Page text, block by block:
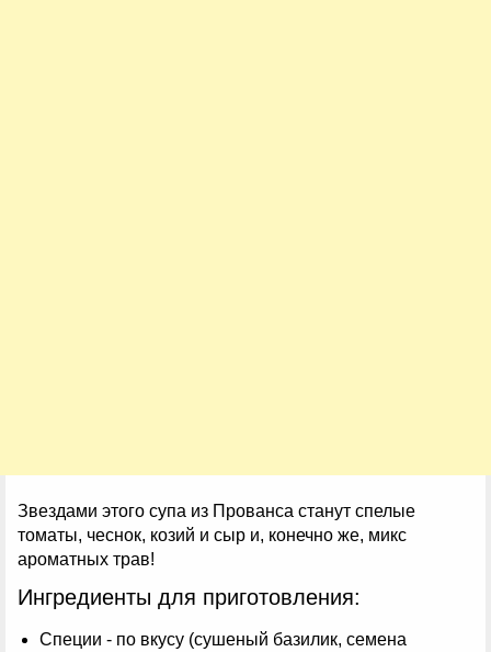
Звездами этого супа из Прованса станут спелые
томаты, чеснок, козий и сыр и, конечно же, микс
ароматных трав!
Ингредиенты для приготовления:
Специи - по вкусу (сушеный базилик, семена